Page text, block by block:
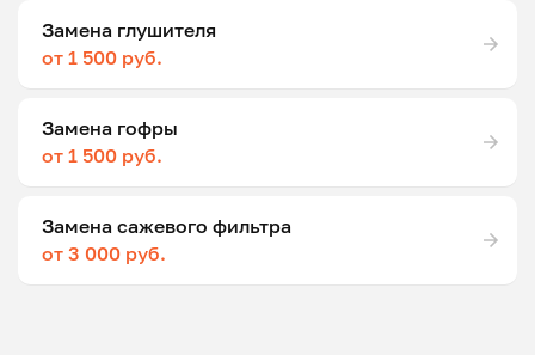
Замена глушителя
от 1 500 руб.
Замена гофры
от 1 500 руб.
Замена сажевого фильтра
от 3 000 руб.